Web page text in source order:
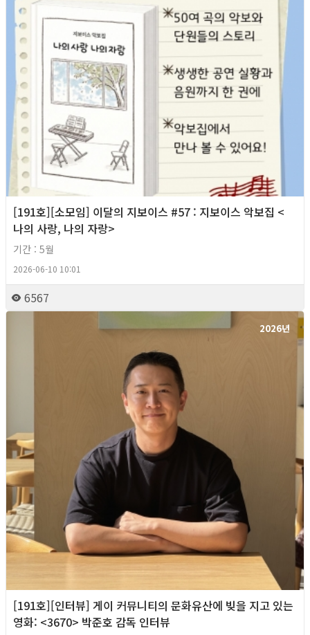
[191호][소모임] 이달의 지보이스 #57 : 지보이스 악보집 <
나의 사랑, 나의 자랑>
기간 : 5월
2026-06-10 10:01
6567
2026년
[191호][인터뷰] 게이 커뮤니티의 문화유산에 빚을 지고 있는
영화: <3670> 박준호 감독 인터뷰